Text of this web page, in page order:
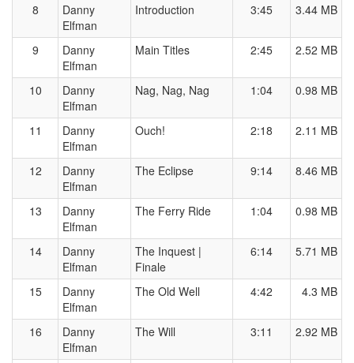
8
Danny
Elfman
Introduction 3:45 3.44 MB
9
Danny
Elfman
Main Titles 2:45 2.52 MB
10
Danny
Elfman
Nag, Nag, Nag 1:04 0.98 MB
11
Danny
Elfman
Ouch! 2:18 2.11 MB
12
Danny
Elfman
The Eclipse 9:14 8.46 MB
13
Danny
Elfman
The Ferry Ride 1:04 0.98 MB
14
Danny
Elfman
The Inquest |
Finale
6:14 5.71 MB
15
Danny
Elfman
The Old Well 4:42 4.3 MB
16
Danny
Elfman
The Will 3:11 2.92 MB